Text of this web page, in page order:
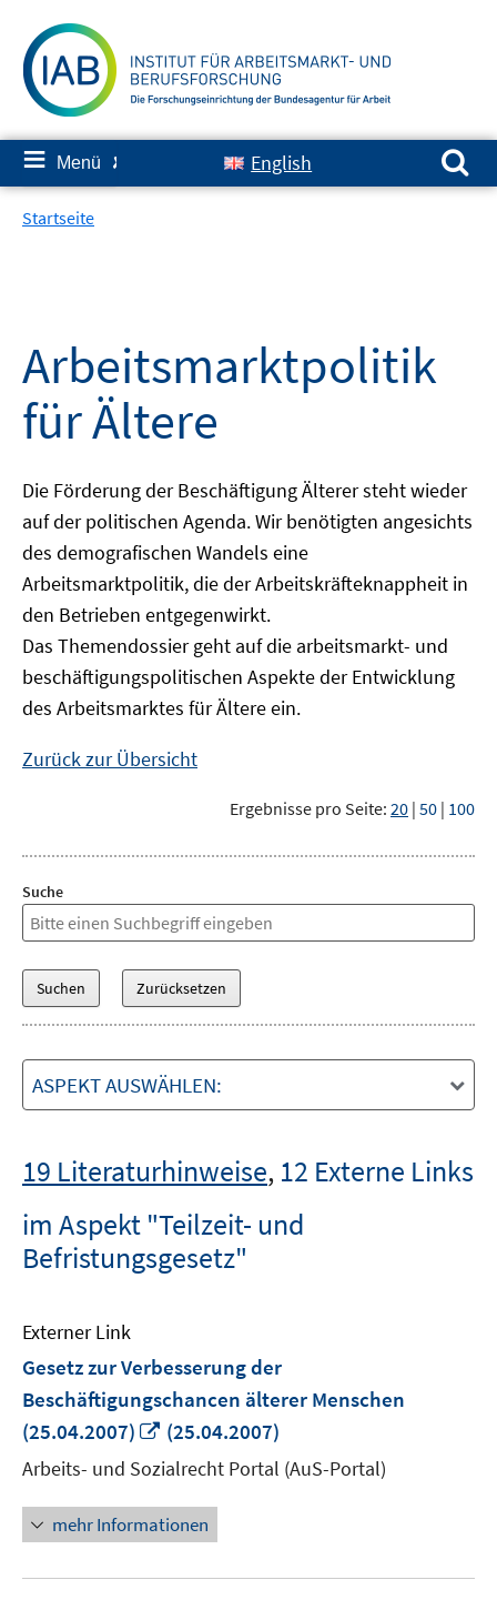
zum
Inhalt
≡ Menü ✘ English
Suchen nach:
Startseite
Arbeitsmarktpolitik
für Ältere
Die Förderung der Beschäftigung Älterer steht wieder
auf der politischen Agenda. Wir benötigten angesichts
des demografischen Wandels eine
Arbeitsmarktpolitik, die der Arbeitskräfteknappheit in
den Betrieben entgegenwirkt.
Das Themendossier geht auf die arbeitsmarkt- und
beschäftigungspolitischen Aspekte der Entwicklung
des Arbeitsmarktes für Ältere ein.
Zurück zur Übersicht
Ergebnisse pro Seite: 20 | 50 | 100
Suche
ASPEKT AUSWÄHLEN:
19 Literaturhinweise, 12 Externe Links
im Aspekt "Teilzeit- und
Befristungsgesetz"
Externer Link
Gesetz zur Verbesserung der
Beschäftigungschancen älterer Menschen
(25.04.2007)
In
neuem
Fenster
öffnen
(25.04.2007)
Arbeits- und Sozialrecht Portal (AuS-Portal)
mehr Informationen